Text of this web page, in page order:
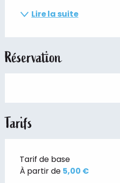
Lire la suite
Réservation
Tarifs
Tarif de base
À partir de 5,00 €